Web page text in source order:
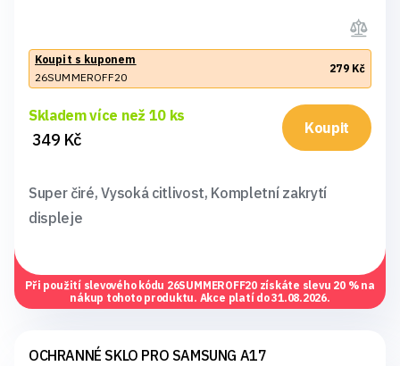
Koupit s kuponem
26SUMMEROFF20
279 Kč
Skladem více než 10 ks
349 Kč
Koupit
Super čiré, Vysoká citlivost, Kompletní zakrytí
displeje
Při použití slevového kódu 26SUMMEROFF20 získáte slevu 20 % na
nákup tohoto produktu. Akce platí do 31.08.2026.
OCHRANNÉ SKLO PRO SAMSUNG A17